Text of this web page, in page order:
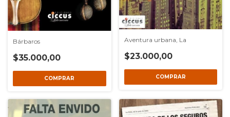
Bárbaros
$35.000,00
Aventura urbana, La
$23.000,00